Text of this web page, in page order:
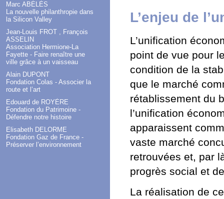
Marc ABÉLÈS
La nouvelle philanthropie dans
la Silicon Valley
Jean-Louis FROT , François
ASSELIN
Association Hermione-La
Fayette - Faire renaître une
ville grâce à un vaisseau
Alain DUPONT
Fondation Colas - Associer la
route et l’art
Edouard de ROYÈRE
Fondation du Patrimoine -
Défendre notre histoire
Elisabeth DELORME
Fondation Gaz de France -
Préserver l’environnement
L’enjeu de
L’unification
point de vue pour
condition de la
que le marché
rétablissement du
l’unification
apparaissent
vaste marché
retrouvées et, par
progrès social et
La réalisation de